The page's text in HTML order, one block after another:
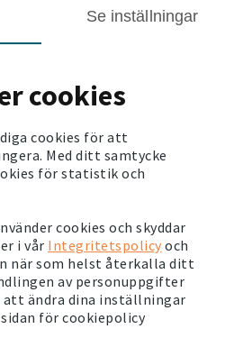
Se inställningar
cookies
cookies för att
Med ditt samtycke
för statistik och
cookies och skyddar
i vår Integritetspolicy och
när som helst återkalla ditt
av personuppgifter
att ändra dina inställningar
för cookiepolicy
i den upplevda trivseln i
kring att det är en ökning
nivåer, men att det går åt rätt
nya seniorlägenheter i